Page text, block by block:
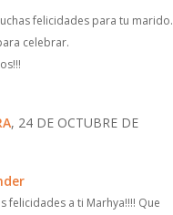
felicidades para tu marido.
celebrar.
, 24 DE OCTUBRE DE
felicidades a ti Marhya!!!! Que